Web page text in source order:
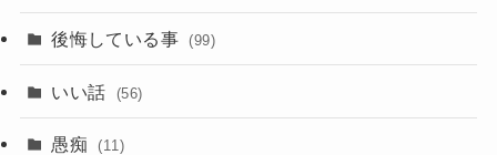
後悔している事 (99)
いい話 (56)
愚痴 (11)